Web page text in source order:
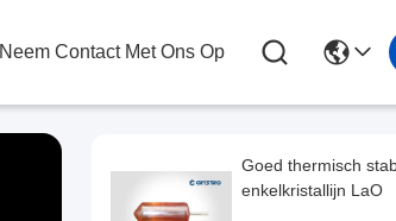
Neem Contact Met Ons Op
Goed thermisch
enkelkristallijn LaO